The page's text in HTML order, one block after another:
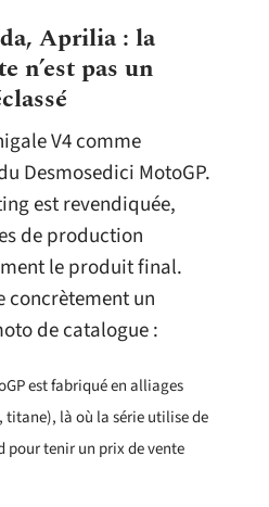
Aprilia : la
n’est pas un
V4 comme
Desmosedici MotoGP.
est revendiquée,
de production
le produit final.
concrètement un
de catalogue :
est fabriqué en alliages
titane), là où la série utilise de
pour tenir un prix de vente